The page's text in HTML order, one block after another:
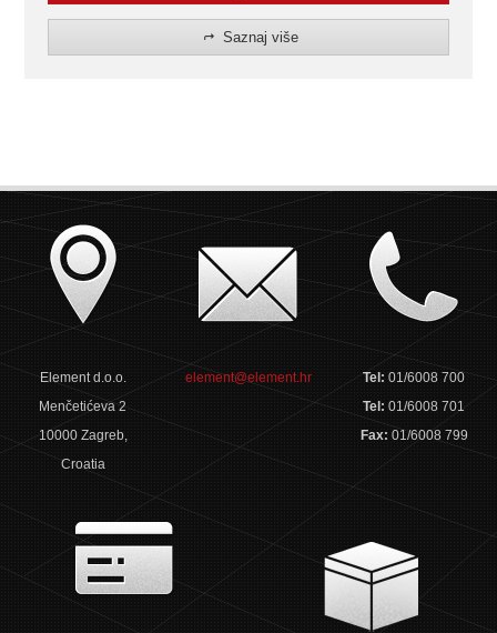
Saznaj više
Element d.o.o.
Menčetićeva 2
10000 Zagreb,
Croatia
element@element.hr Tel:01/6008 700
Tel:01/6008 701
Fax: 01/6008 799